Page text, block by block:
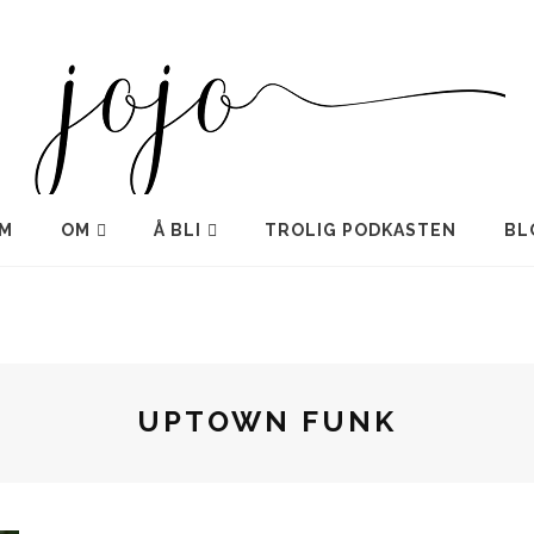
OM Å BLI TROLIG PODKASTEN
UPTOWN FUNK